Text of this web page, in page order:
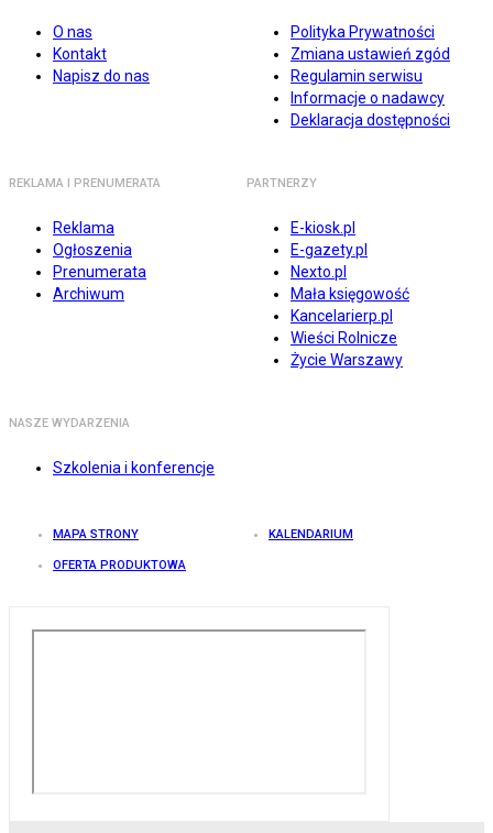
O nas
Kontakt
Napisz do nas
Polityka Prywatności
Zmiana ustawień zgód
Regulamin serwisu
Informacje o nadawcy
Deklaracja dostępności
REKLAMA I PRENUMERATA
Reklama
Ogłoszenia
Prenumerata
Archiwum
PARTNERZY
E-kiosk.pl
E-gazety.pl
Nexto.pl
Mała księgowość
Kancelarierp.pl
Wieści Rolnicze
Życie Warszawy
NASZE WYDARZENIA
Szkolenia i konferencje
MAPA STRONY KALENDARIUM
OFERTA PRODUKTOWA